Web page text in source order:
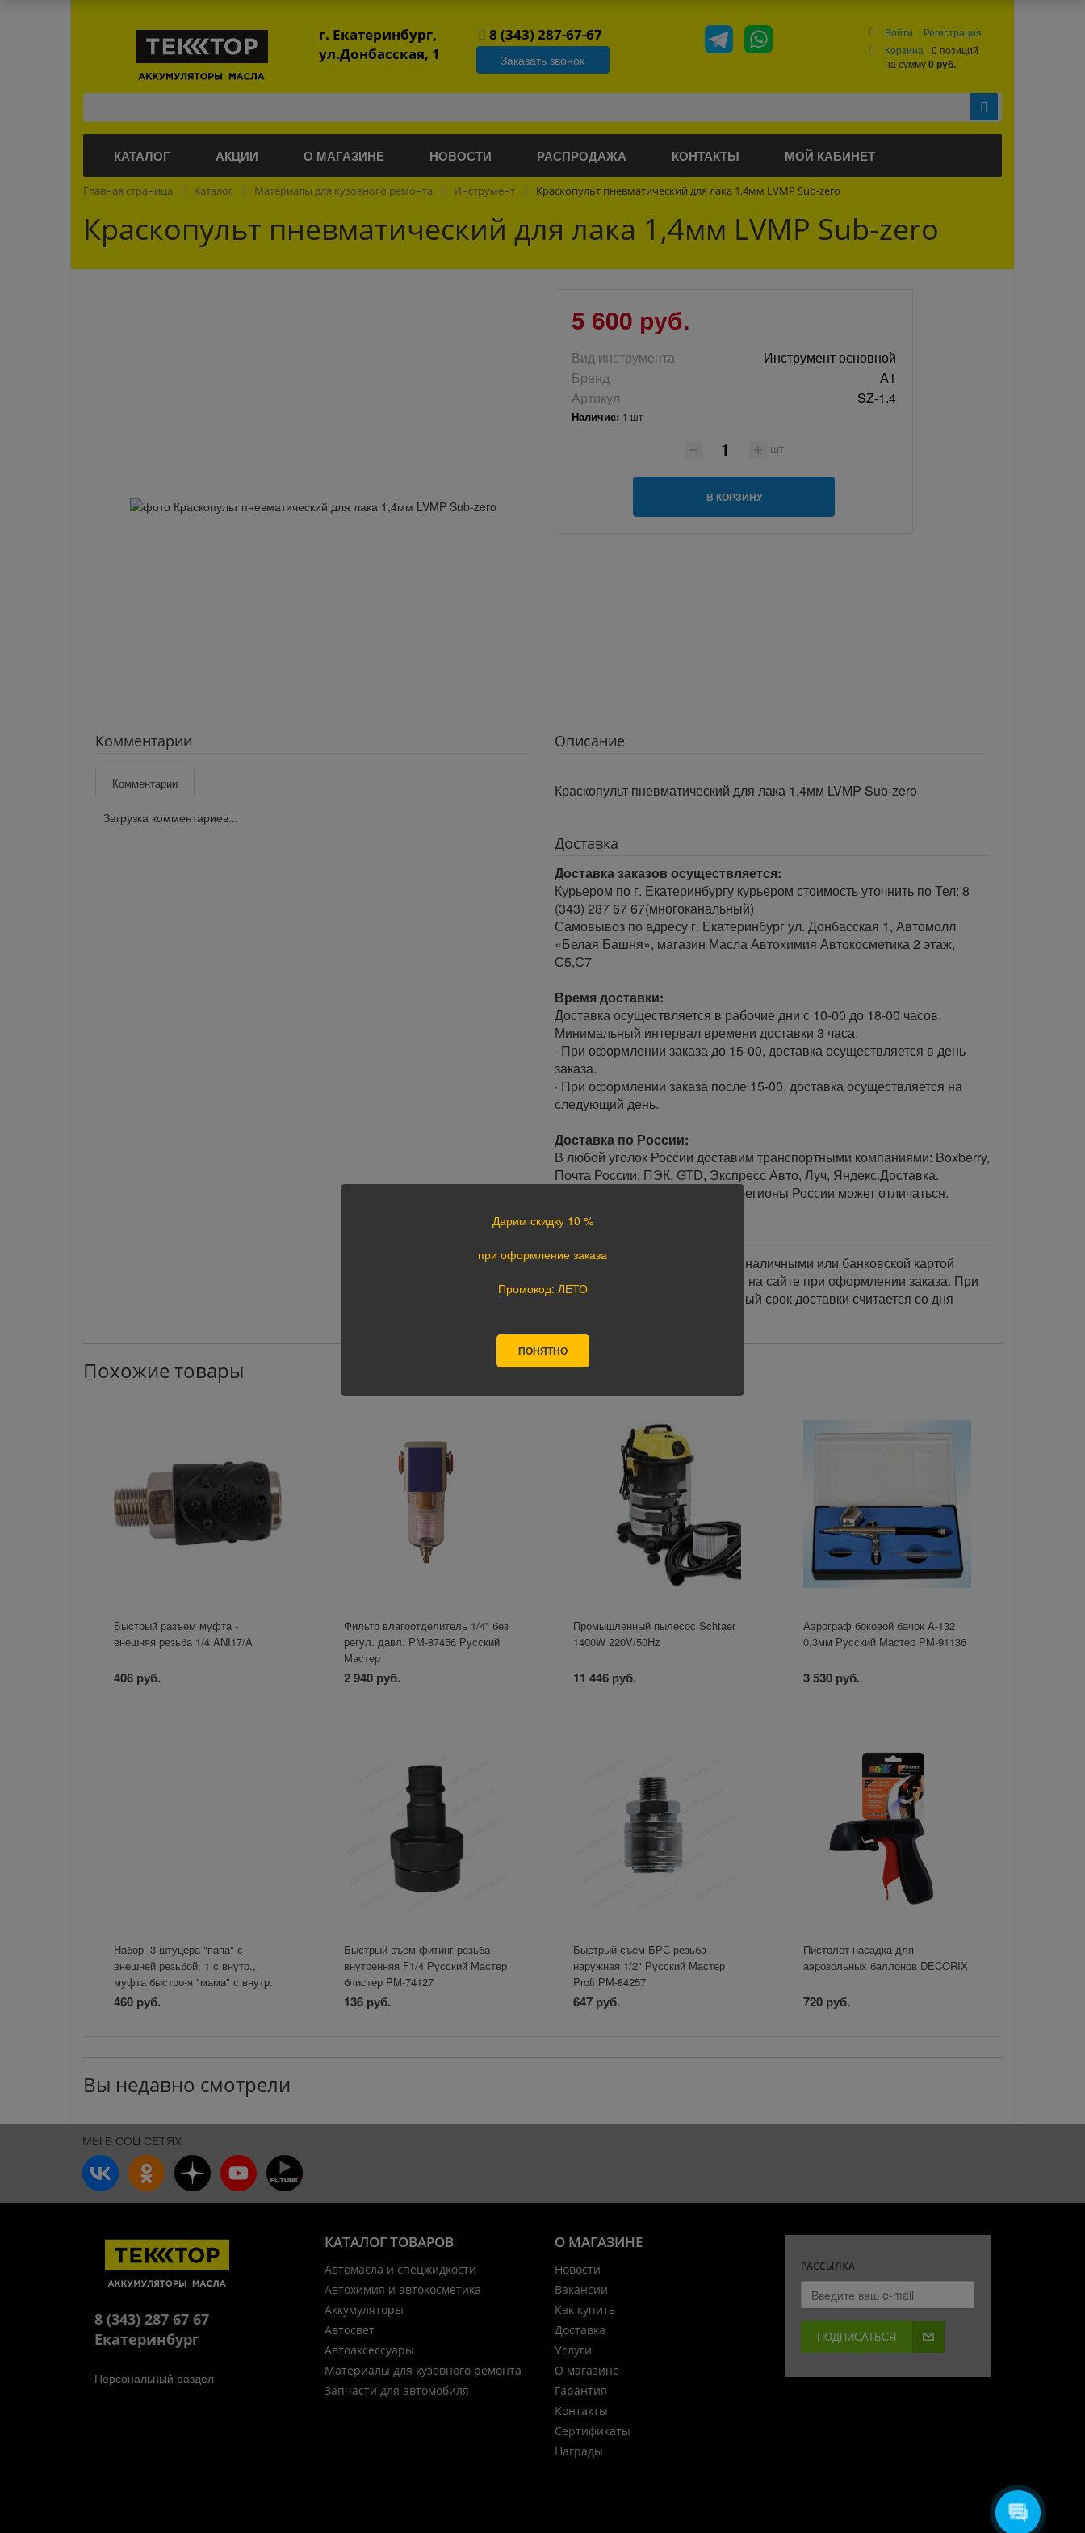
г. Екатеринбург,
ул.Донбасская, 1
8 (343) 287-67-67
Заказать звонок
Войти
Регистрация
Корзина
0 позиций
на сумму0 руб.
КАТАЛОГ АКЦИИ О МАГАЗИНЕ НОВОСТИ РАСПРОДАЖА КОНТАКТЫ МОЙ КАБИНЕТ
Главная страница Каталог Материалы для кузовного ремонта Инструмент Краскопульт пневматический для лака 1,4мм LVMP Sub-zero
Краскопульт пневматический для лака 1,4мм LVMP Sub-zero
5 600 руб.
Вид инструмента
Инструмент основной
Бренд
А1
Артикул
SZ-1.4
Наличие: 1 шт
шт
В КОРЗИНУ
Комментарии
Комментарии
Загрузка комментариев...
Описание
Краскопульт пневматический для лака 1,4мм LVMP Sub-zero
Доставка
Доставка заказов осуществляется:
Курьером по г. Екатеринбургу курьером стоимость уточнить по Тел: 8
(343) 287 67 67(многоканальный)
Самовывоз по адресу г. Екатеринбург ул. Донбасская 1, Автомолл
«Белая Башня», магазин Масла Автохимия Автокосметика 2 этаж,
С5,С7
Время доставки:
Доставка осуществляется в рабочие дни с 10-00 до 18-00 часов.
Минимальный интервал времени доставки 3 часа.
· При оформлении заказа до 15-00, доставка осуществляется в день
заказа.
· При оформлении заказа после 15-00, доставка осуществляется на
следующий день.
Доставка по России:
В любой уголок России доставим транспортными компаниями: Boxberry,
Почта России, ПЭК, GTD, Экспресс Авто, Луч, Яндекс.Доставка.
Стоимость доставки в разные регионы России может отличаться.
Оплата
Оплата заказа осуществляется наличными или банковской картой
курьеру при получении, а также на сайте при оформлении заказа. При
оплате картой на сайте указанный срок доставки считается со дня
Похожие товары
Быстрый разъем муфта -
внешняя резьба 1/4 ANI17/A
406 руб.
Фильтр влагоотделитель 1/4" без
регул. давл. РМ-87456 Русский
Мастер
2 940 руб.
Промышленный пылесос Schtaer
1400W 220V/50Hz
11 446 руб.
Аэрограф боковой бачок A-132
0,3мм Русский Мастер РМ-91136
3 530 руб.
Набор. 3 штуцера "папа" с
внешней резьбой, 1 с внутр.,
муфта быстро-я "мама" с внутр.
рез. ZIP LAB
460 руб.
Быстрый съем фитинг резьба
внутренняя F1/4 Русский Мастер
блистер PM-74127
136 руб.
Быстрый съем БРС резьба
наружная 1/2" Русский Мастер
Profi РМ-84257
647 руб.
Пистолет-насадка для
аэрозольных баллонов DECORIX
720 руб.
Вы недавно смотрели
МЫ В СОЦ СЕТЯХ
О МАГАЗИНЕ
Новости
Вакансии
Как купить
Доставка
Услуги
О магазине
Гарантия
Контакты
Сертификаты
Награды
КАТАЛОГ ТОВАРОВ
Автомасла и спецжидкости
Автохимия и автокосметика
Аккумуляторы
Автосвет
Автоаксессуары
Материалы для кузовного ремонта
Запчасти для автомобиля
РАССЫЛКА
ПОДПИСАТЬСЯ
8 (343) 287 67 67
Екатеринбург
Персональный раздел
Дарим скидку 10 %
при оформление заказа
Промокод: ЛЕТО
ПОНЯТНО